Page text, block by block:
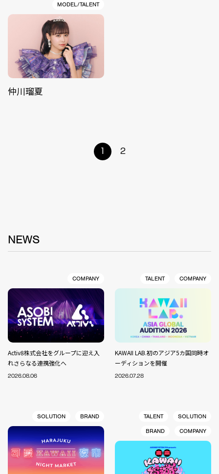
MODEL/TALENT
仲川瑠夏
1 2
NEWS
COMPANY
Activ8株式会社をグループに迎え入
れさらなる連携強化へ
2026.08.06
TALENT COMPANY
KAWAII LAB.初のアジア5カ国同時オ
ーディションを開催
2026.07.28
SOLUTION BRAND TALENT
SOLUTION
BRAND
COMPANY